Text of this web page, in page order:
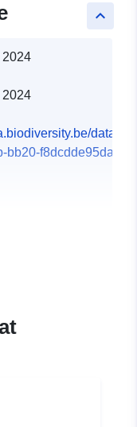
keyboard_arrow_up
2024
2024
bb20-f8dcdde95da9